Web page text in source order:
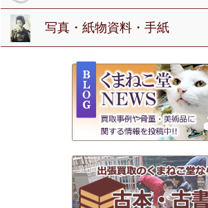
写真・紙物資料・手紙